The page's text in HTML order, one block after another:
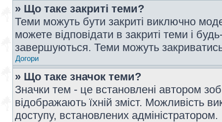
» Що таке закриті теми?
Теми можуть бути закриті виключно
можете відповідати в закриті теми і
завершуються. Теми можуть
Догори
» Що таке значок теми?
Значки тем - це встановлені автором
відображають їхній зміст. Можливість
доступу, встановлених адміністратором.